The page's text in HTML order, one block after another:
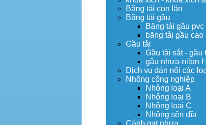
Băng tải con lăn
Băng tải gầu
Băng tải gầu pvc
băng tải gầu cao
Gầu tải
Gầu tải sắt - gầu
gầu nhựa-nilon-
Dịch vụ dán nối các
Nhông công nghiệp
Nhông loại A
Nhông loại B
Nhông loại C
Nhông sên đĩa
Cánh gạt nhựa